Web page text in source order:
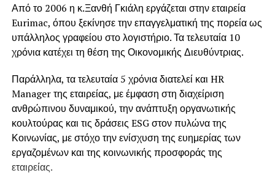
Σε δηλώσεις του, ο Πρέσβης της Μπολιβαριανής
Δημοκρατίας της Βενεζουέλας εξέφρασε τις θερμές
ευχαριστίες του προς τον ελληνικό λαό για το μεγάλο κύμα
αλληλεγγύης που αναπτύχθηκε μετά την τραγωδία, καθώς
της εθνικής ανθρωπιστικής προσπάθειας.
Ιδιαίτερη αναφορά έκανε στους εθελοντές του Εθνικού
Συντονιστικού Κέντρου Εθελοντών, οι οποίοι, όπως
ανέφερε, με αγάπη, αφοσίωση και ανιδιοτέλεια
προετοιμάζουν και συσκευάζουν καθημερινά την
ανθρωπιστική βοήθεια που θα φτάσει στους πληγέντες
Από το 2006 η κ.Ξανθή Γκιάλη εργάζεται στην εταιρεία
Eurimac, όπου ξεκίνησε την επαγγελματική της πορεία ως
υπάλληλος γραφείου στο λογιστήριο. Τα τελευταία 10
χρόνια κατέχει τη θέση της Οικονομικής Διευθύντριας.
Παράλληλα, τα τελευταία 5 χρόνια διατελεί και HR
Manager της εταιρείας, με έμφαση στη διαχείριση
ανθρώπινου δυναμικού, την ανάπτυξη οργανωτικής
κουλτούρας και τις δράσεις ESG στον πυλώνα της
Κοινωνίας, με στόχο την ενίσχυση της ευημερίας των
εργαζομένων και της κοινωνικής προσφοράς της
εταιρείας.